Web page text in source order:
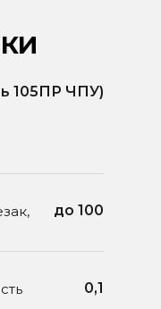
105ПР ЧПУ)
до 100
0,1